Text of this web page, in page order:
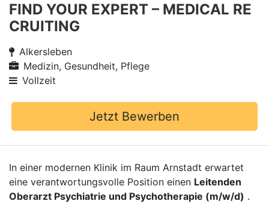
FIND YOUR EXPERT – MEDICAL RE
CRUITING
Alkersleben
Medizin, Gesundheit, Pflege
Vollzeit
Jetzt Bewerben
In einer modernen Klinik im Raum Arnstadt erwartet
eine verantwortungsvolle Position einen Leitenden
Oberarzt Psychiatrie und Psychotherapie (m/w/d) .